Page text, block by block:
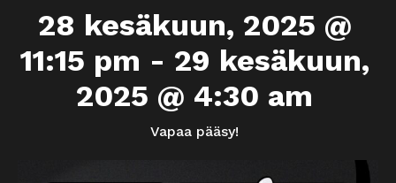
28 kesäkuun, 2025 @
11:15 pm - 29 kesäkuun,
2025 @ 4:30 am
Vapaa pääsy!